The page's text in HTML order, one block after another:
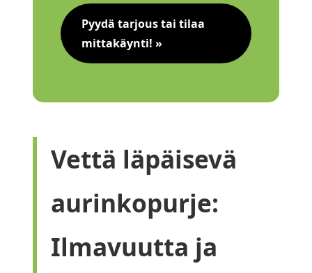
Pyydä tarjous tai tilaa
mittakäynti! »
Vettä läpäisevä
aurinkopurje:
Ilmavuutta ja